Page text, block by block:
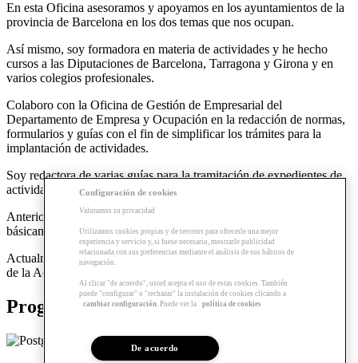
En esta Oficina asesoramos y apoyamos en los ayuntamientos de la
provincia de Barcelona en los dos temas que nos ocupan.
Así mismo, soy formadora en materia de actividades y he hecho
cursos a las Diputaciones de Barcelona, Tarragona y Girona y en
varios colegios profesionales.
Colaboro con la Oficina de Gestión de Empresarial del
Departamento de Empresa y Ocupación en la redacción de normas,
formularios y guías con el fin de simplificar los trámites para la
implantación de actividades.
Soy redactora de varias guías para la tramitación de expedientes de
actividades.
Anteriormente trabajé en un despacho privado dedicado,
básicamente, al urbanismo.
Actualmente soy la secretaria de la Asociación Catalana de Juristas
de la Administración Local.
Programas relacionados
Configuración de cookies
Valoramos su privacidad
Utilizamos cookies propias y de terceros para ofrecerle una mejor
experiencia y servicio y, si fuese necesario, mostrarle publicidad
relacionada con sus preferencias mediante el análisis de sus hábitos de
navegación.
Al clicar "de acuerdo", usted acepta el uso de estas cookies. También
puede "configurar" o "rechazar" la instalación de cookies clicando a
cambiar configuración. Puede ver la política de cookies
De acuerdo